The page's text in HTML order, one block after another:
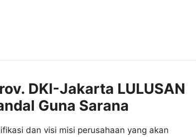
DKI-Jakarta LULUSAN
Guna Sarana
dan visi misi perusahaan yang akan